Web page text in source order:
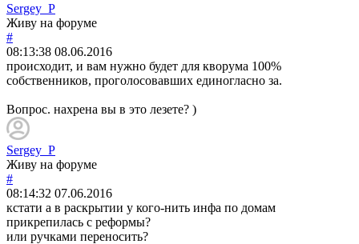
Sergey_P
Живу на форуме
#
08:13:38 08.06.2016
происходит, и вам нужно будет для кворума 100%
собственников, проголосовавших единогласно за.
Вопрос. нахрена вы в это лезете? )
Sergey_P
Живу на форуме
#
08:14:32 07.06.2016
кстати а в раскрытии у кого-нить инфа по домам
прикрепилась с реформы?
или ручками переносить?